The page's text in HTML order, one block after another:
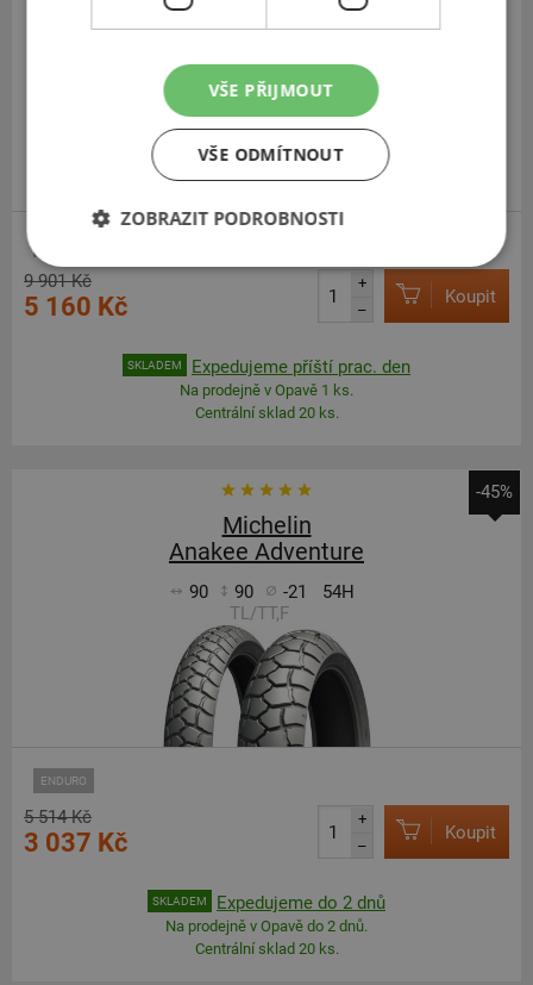
Anakee Adventure
TL/TT,R
9 901 Kč
5 160 Kč
+
–
Koupit
SKLADEM Expedujeme příští prac. den
Na prodejně v Opavě 1 ks.
Centrální sklad 20 ks.
-45%
Michelin
Anakee Adventure
90 90 -21
54H
TL/TT,F
ENDURO
5 514 Kč
3 037 Kč
+
–
Koupit
SKLADEM Expedujeme do 2 dnů
Na prodejně v Opavě do 2 dnů.
Centrální sklad 20 ks.
VŠE PŘIJMOUT
VŠE ODMÍTNOUT
ZOBRAZIT PODROBNOSTI